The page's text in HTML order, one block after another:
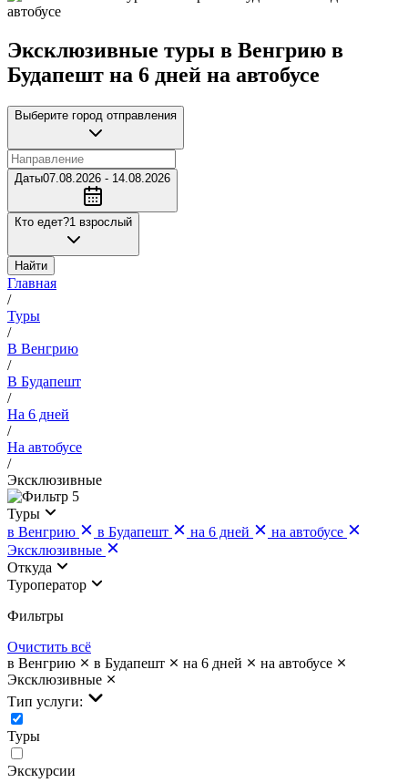
Эксклюзивные туры в Венгрию в
Будапешт на 6 дней на автобусе
Выберите город отправления
Даты07.08.2026 - 14.08.2026
Кто едет?1 взрослый
Найти
Главная
/
Туры
/
В Венгрию
/
В Будапешт
/
На 6 дней
/
На автобусе
/
Эксклюзивные
5
Туры
в Венгрию
в Будапешт на 6 дней
на автобусе
Эксклюзивные
Откуда
Туроператор
Фильтры
Очистить всё
в Венгрию
в Будапешт на 6 дней
на автобусе
Эксклюзивные
Тип услуги:
Туры
Экскурсии